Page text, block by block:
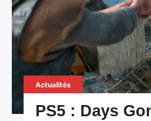
Actualités
PS5 : Days